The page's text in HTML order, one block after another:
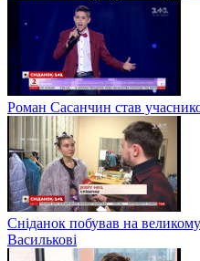
Роман Сасанчин став
Сніданок побував на
Василькові